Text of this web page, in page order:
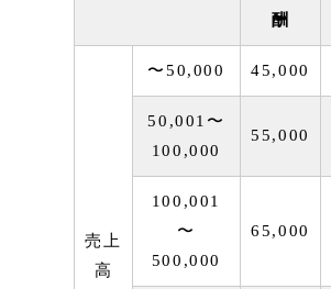
酬
売上
高
〜50,000 45,000
50,001〜
100,000
55,000
100,001
〜
500,000
65,000